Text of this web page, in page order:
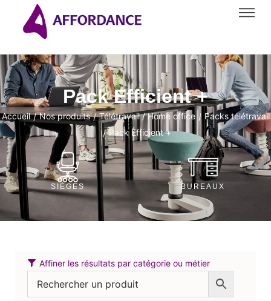
Pack Efficient +
Accueil / Nos produits / Télétravail / Home office / Packs télétravail
/ Pack Efficient +
SIÈGES BUREAUX
Affiner les résultats par catégorie ou métier